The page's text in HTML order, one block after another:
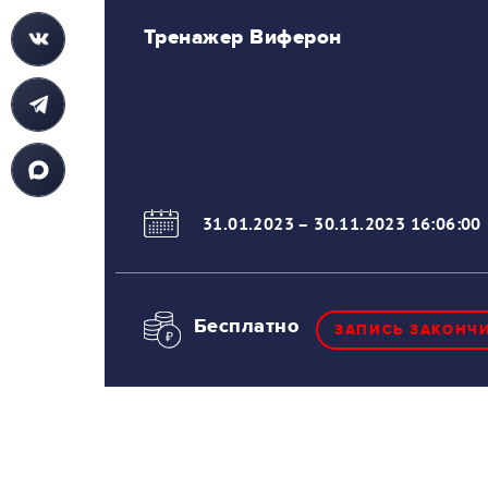
Тренажер Виферон
31.01.2023 – 30.11.2023 16:06:00
Бесплатно ЗАПИСЬ